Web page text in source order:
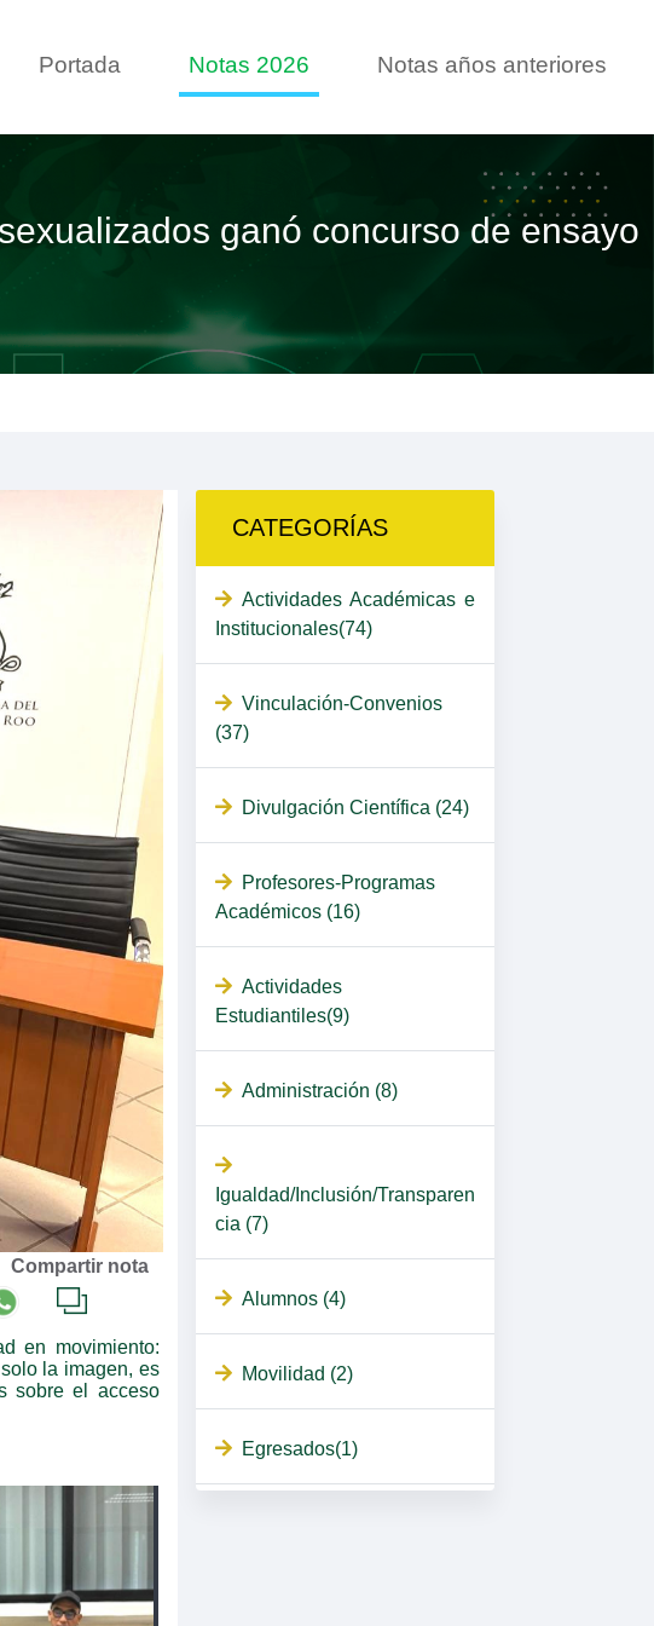
Portada Notas 2026 Notas años anteriores
ganó concurso de ensayo
Compartir nota
en movimiento:
la imagen, es
sobre el acceso
CATEGORÍAS
Actividades Académicas e
Institucionales(74)
Vinculación-Convenios
(37)
Divulgación Científica (24)
Profesores-Programas
Académicos (16)
Actividades
Estudiantiles(9)
Administración (8)
Igualdad/Inclusión/Transparen
cia (7)
Alumnos (4)
Movilidad (2)
Egresados(1)